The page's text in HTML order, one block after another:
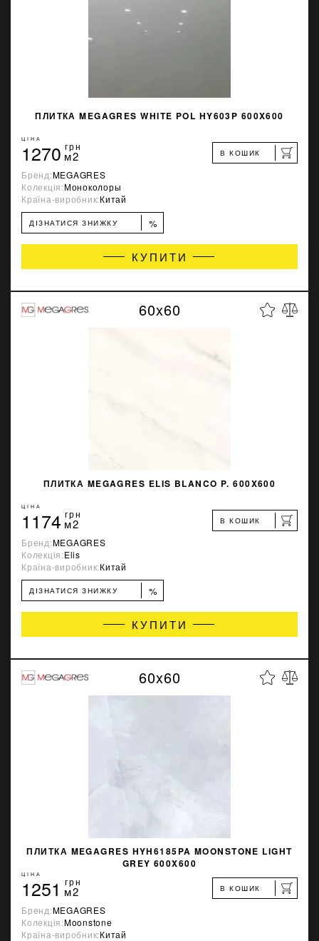
ПЛИТКА MEGAGRES WHITE POL HY603P 600X600
ЦІНА
1270 грн
м2 В КОШИК
Бренд:MEGAGRES
Колекція:Моноколоры
Країна-виробник:Китай
ДІЗНАТИСЯ ЗНИЖКУ %
КУПИТИ
60x60
ПЛИТКА MEGAGRES ELIS BLANCO P. 600X600
ЦІНА
1174 грн
м2 В КОШИК
Бренд:MEGAGRES
Колекція:Elis
Країна-виробник:Китай
ДІЗНАТИСЯ ЗНИЖКУ %
КУПИТИ
60x60
ПЛИТКА MEGAGRES HYH6185PA MOONSTONE LIGHT
GREY 600X600
ЦІНА
1251 грн
м2 В КОШИК
Бренд:MEGAGRES
Колекція:Moonstone
Країна-виробник:Китай